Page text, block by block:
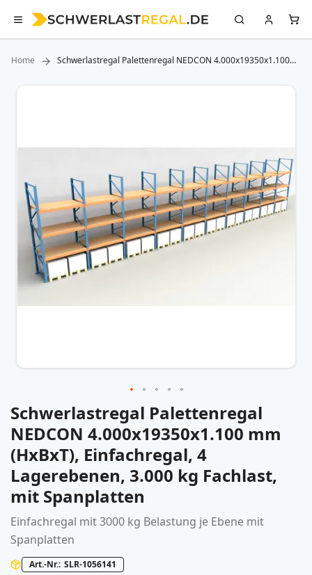
Home
Schwerlastregal Palettenregal NEDCON 4.000x19350x1.100
Zum
Zum
Anfang
der
Bildergalerie
springen
Schwerlastregal Palettenregal
NEDCON 4.000x19350x1.100 mm
(HxBxT), Einfachregal, 4
Lagerebenen, 3.000 kg Fachlast,
mit Spanplatten
Einfachregal mit 3000 kg Belastung je Ebene mit
Spanplatten
Art.-Nr. SLR-1056141